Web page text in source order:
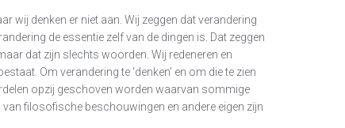
wij denken er niet aan. Wij zeggen dat verandering
de essentie zelf van de dingen is. Dat zeggen
dat zijn slechts woorden. Wij redeneren en
Om verandering te ‘denken’ en om die te zien
opzij geschoven worden waarvan sommige
filosofische beschouwingen en andere eigen zijn